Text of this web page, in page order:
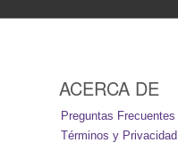
ACERCA DE
Preguntas Frecuentes
Términos y Privacidad